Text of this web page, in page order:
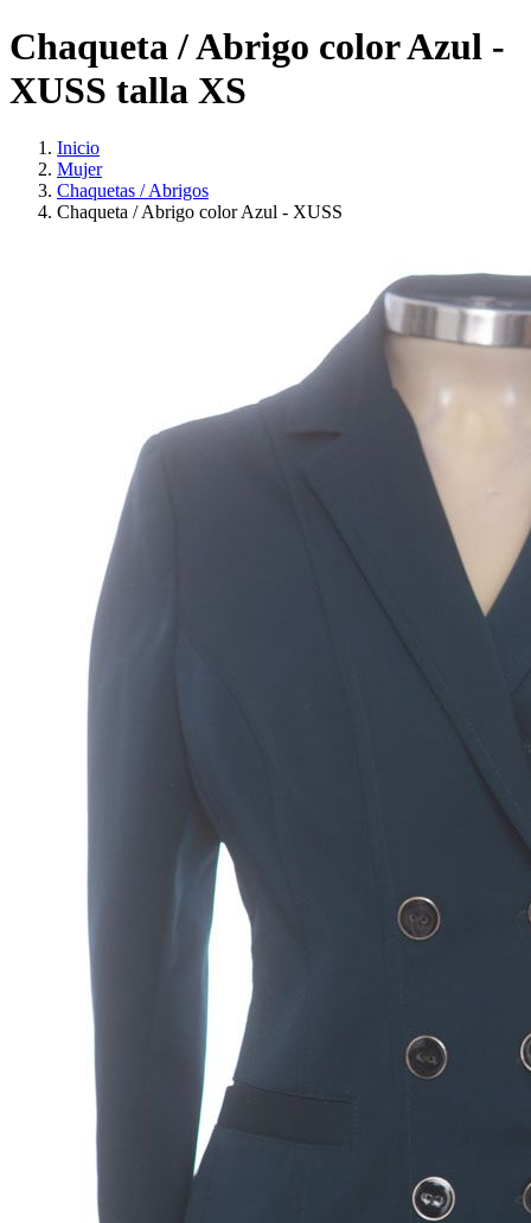
Chaqueta / Abrigo color Azul -
XUSS talla XS
Inicio
Mujer
Chaquetas / Abrigos
Chaqueta / Abrigo color Azul - XUSS